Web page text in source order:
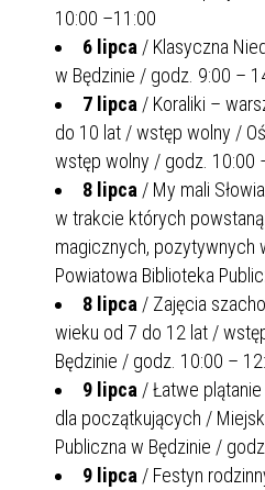
10:00 –11:00
6 lipca / Klasyczna
w Będzinie / godz. 9:00 –
7 lipca / Koraliki –
do 10 lat / wstęp wolny /
wstęp wolny / godz. 10:00
8 lipca / My mali
w trakcie których
magicznych, pozytywnych
Powiatowa Biblioteka
8 lipca / Zajęcia
wieku od 7 do 12 lat /
Będzinie / godz. 10:00 –
9 lipca / Łatwe
dla początkujących /
Publiczna w Będzinie /
9 lipca / Festyn